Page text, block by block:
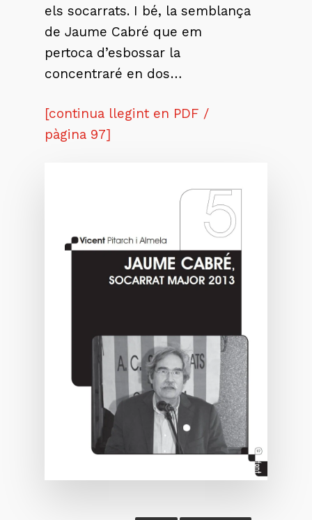
els socarrats. I bé, la semblança
de Jaume Cabré que em
pertoca d’esbossar la
concentraré en dos…
[continua llegint en PDF /
pàgina 97]